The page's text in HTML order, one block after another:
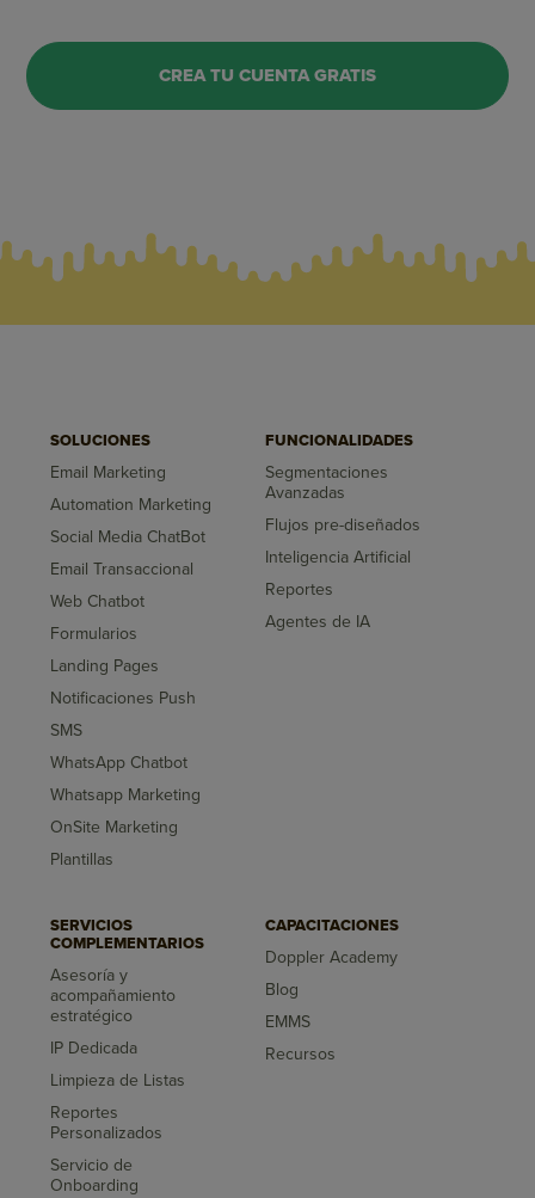
CREA TU CUENTA GRATIS
SOLUCIONES
Email Marketing
Automation Marketing
Social Media ChatBot
Email Transaccional
Web Chatbot
Formularios
Landing Pages
Notificaciones Push
SMS
WhatsApp Chatbot
Whatsapp Marketing
OnSite Marketing
Plantillas
FUNCIONALIDADES
Segmentaciones
Avanzadas
Flujos pre-diseñados
Inteligencia Artificial
Reportes
Agentes de IA
SERVICIOS
COMPLEMENTARIOS
Asesoría y
acompañamiento
estratégico
IP Dedicada
Limpieza de Listas
Reportes
Personalizados
Servicio de
Onboarding
CAPACITACIONES
Doppler Academy
Blog
EMMS
Recursos